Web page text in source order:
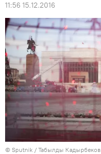
11:56 15.12.2016
© Sputnik / Табылды Кадырбеков